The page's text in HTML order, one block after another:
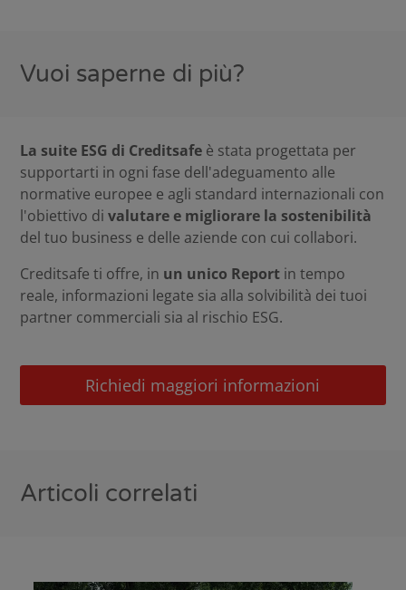
Vuoi saperne di più?
La suite ESG di Creditsafe è stata progettata per
supportarti in ogni fase dell'adeguamento alle
normative europee e agli standard internazionali con
l'obiettivo divalutare e migliorare la sostenibilità
del tuo business e delle aziende con cui collabori.
Creditsafe ti offre, in un unico Report in tempo
reale, informazioni legate sia alla solvibilità dei tuoi
partner commerciali sia al rischio ESG.
Richiedi maggiori informazioni
Articoli correlati